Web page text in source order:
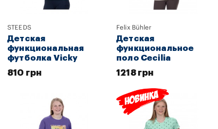
STEEDS
Детская
функциональная
футболка Vicky
810 грн
Felix Bühler
Детская
функциональное
поло Cecilia
1218 грн